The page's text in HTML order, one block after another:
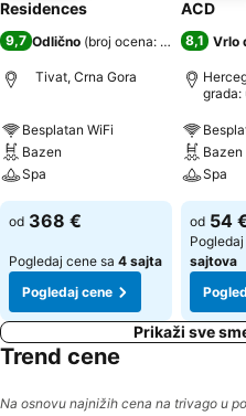
Residences
9,7 Odlično (broj ocena: 318)
Tivat, Crna Gora
Besplatan WiFi
Bazen
Spa
od 368 €
Pogledaj cene sa 4 sajta
Pogledaj cene
ACD
8,1 Vrlo
grada:
Bazen
Spa
od 54
sajtova
Prikaži sve
Trend cene
Na osnovu najnižih cena na trivago u